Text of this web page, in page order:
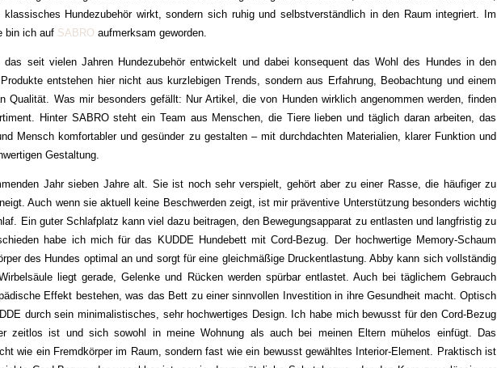
Hundezubehör wirkt, sondern sich ruhig und selbstverständlich in den Raum integriert. Im
bin ich auf SABRO aufmerksam geworden.
das seit vielen Jahren Hundezubehör entwickelt und dabei konsequent das Wohl des Hundes in den
entstehen hier nicht aus kurzlebigen Trends, sondern aus Erfahrung, Beobachtung und einem
Qualität. Was mir besonders gefällt: Nur Artikel, die von Hunden wirklich angenommen werden, finden
Hinter SABRO steht ein Team aus Menschen, die Tiere lieben und täglich daran arbeiten, das
Mensch komfortabler und gesünder zu gestalten – mit durchdachten Materialien, klarer Funktion und
Gestaltung.
Jahr sieben Jahre alt. Sie ist noch sehr verspielt, gehört aber zu einer Rasse, die häufiger zu
Auch wenn sie aktuell keine Beschwerden zeigt, ist mir präventive Unterstützung besonders wichtig
Ein guter Schlafplatz kann viel dazu beitragen, den Bewegungsapparat zu entlasten und langfristig zu
habe ich mich für das KUDDE Hundebett mit Cord-Bezug. Der hochwertige Memory-Schaum
des Hundes optimal an und sorgt für eine gleichmäßige Druckentlastung. Abby kann sich vollständig
liegt gerade, Gelenke und Rücken werden spürbar entlastet. Auch bei täglichem Gebrauch
Effekt bestehen, was das Bett zu einer sinnvollen Investition in ihre Gesundheit macht. Optisch
durch sein minimalistisches, sehr hochwertiges Design. Ich habe mich bewusst für den Cord-Bezug
zeitlos ist und sich sowohl in meine Wohnung als auch bei meinen Eltern mühelos einfügt. Das
wie ein Fremdkörper im Raum, sondern fast wie ein bewusst gewähltes Interior-Element. Praktisch ist